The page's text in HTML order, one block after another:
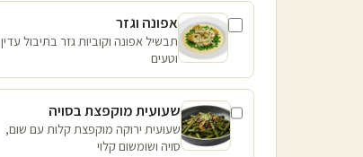
אפונה וגזר
תבשיל אפונה וקוביות גזר בתיבול עדין
וטעים
שעועית מוקפצת בסויה
שעועית ירוקה מוקפצת קלות עם שום,
סויה ושומשום קלוי